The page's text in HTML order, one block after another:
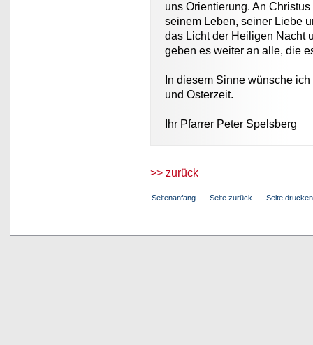
uns Orientierung. An
seinem Leben, seiner Liebe
das Licht der Heiligen Nacht
geben es weiter an alle, die
In diesem Sinne wünsche
und Osterzeit.
Ihr Pfarrer Peter Spelsberg
>> zurück
Seitenanfang Seite zurück Seite drucken